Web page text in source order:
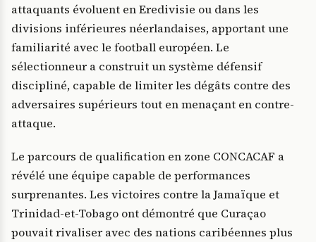
attaquants évoluent en Eredivisie ou dans les
divisions inférieures néerlandaises, apportant une
familiarité avec le football européen. Le
sélectionneur a construit un système défensif
discipliné, capable de limiter les dégâts contre des
adversaires supérieurs tout en menaçant en contre-
attaque.
Le parcours de qualification en zone CONCACAF a
révélé une équipe capable de performances
surprenantes. Les victoires contre la Jamaïque et
Trinidad-et-Tobago ont démontré que Curaçao
pouvait rivaliser avec des nations caribéennes plus